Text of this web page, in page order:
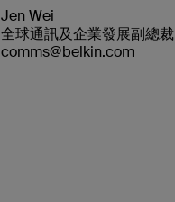
Jen Wei
全球通訊及企業發展副總裁
comms@belkin.com